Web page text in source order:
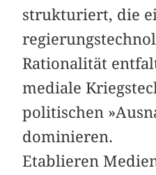
strukturiert, die
Rationalität
mediale
politischen
dominieren.
Etablieren